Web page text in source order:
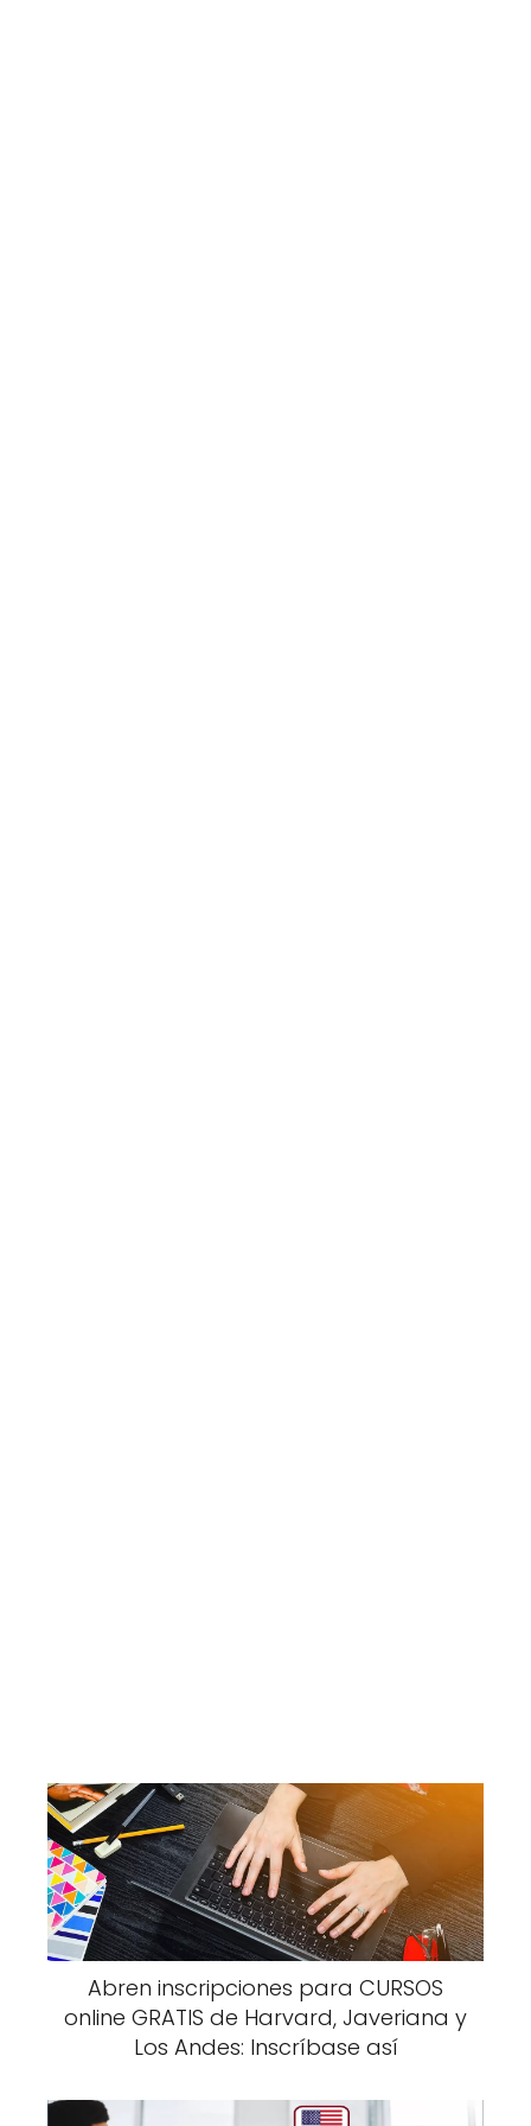
Abren inscripciones para CURSOS
online GRATIS de Harvard, Javeriana y
Los Andes: Inscríbase así